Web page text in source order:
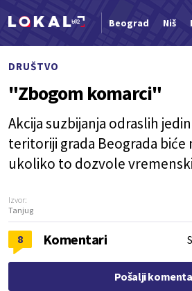
Beograd Niš
DRUŠTVO
"Zbogom komarci"
Akcija suzbijanja odraslih
teritoriji grada Beograda biće
ukoliko to dozvole
Izvor:
Tanjug
8 Komentari
Pošalji